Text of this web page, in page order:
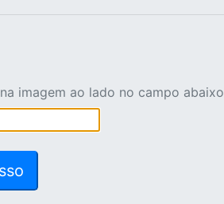
imagem ao lado no campo abaixo